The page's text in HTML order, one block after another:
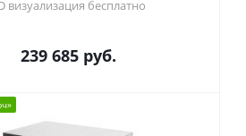
визуализация бесплатно
239 685руб.